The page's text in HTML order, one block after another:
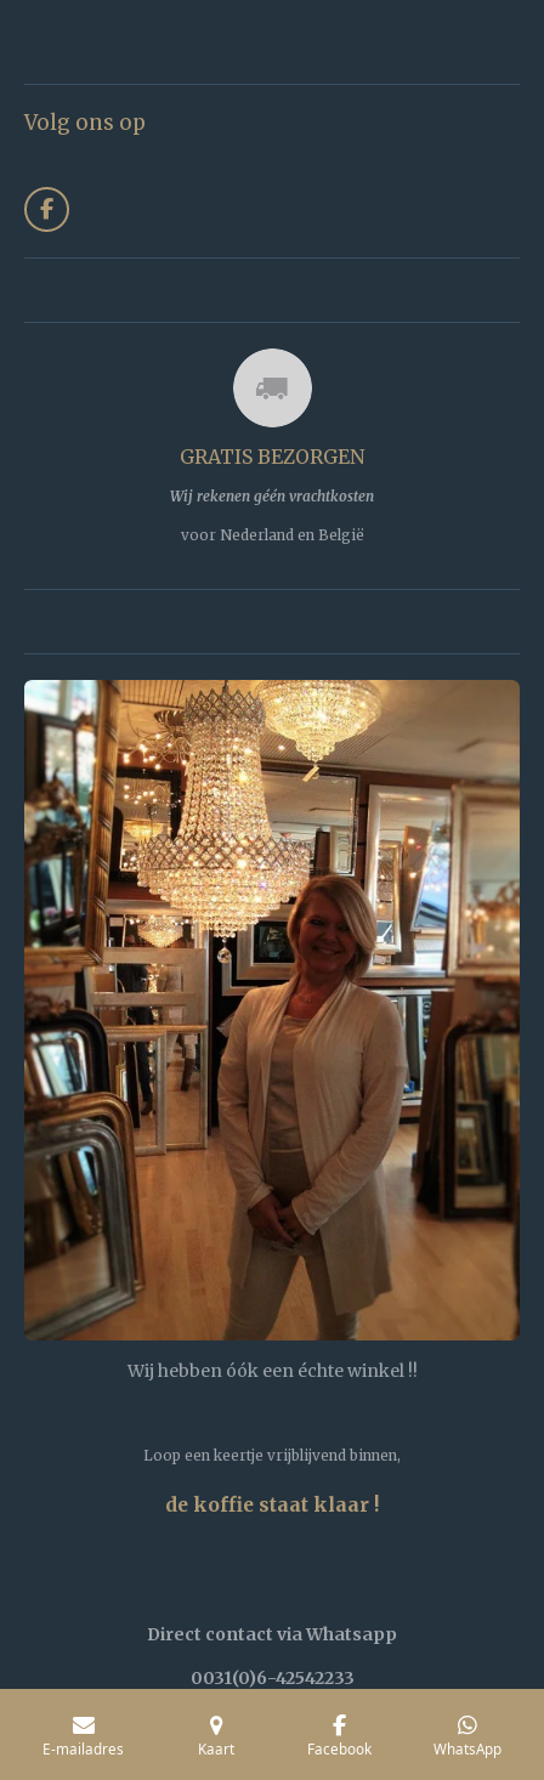
Volg ons op
F
a
c
GRATIS BEZORGEN
Wij rekenen géén vrachtkosten
voor Nederland en België
Wij hebben óók een échte winkel !!
Loop een keertje vrijblijvend binnen,
de koffie staat klaar !
Direct contact via Whatsapp
0031(0)6-42542233
E-mailadres Kaart Facebook WhatsApp